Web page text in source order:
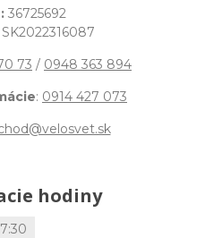
36725692
SK2022316087
73 / 0948 363 894
: 0914 427 073
hodiny